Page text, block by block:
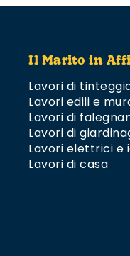
Il Marito in
Lavori di
Lavori edili e
Lavori di
Lavori di
Lavori elettrici e
Lavori di casa